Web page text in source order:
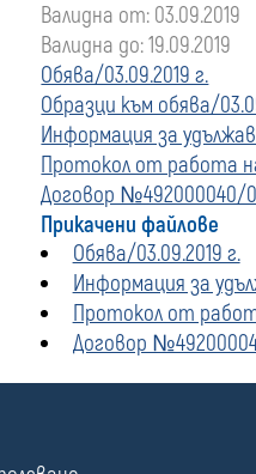
Валидна от: 03.09.2019
Валидна до: 19.09.2019
Обява/03.09.2019 г.
Образци към обява/
Информация за
Протокол от работа
Договор №492000040/
Прикачени файлове
Обява/03.09.2019 г.
Информация за
Протокол от
Договор